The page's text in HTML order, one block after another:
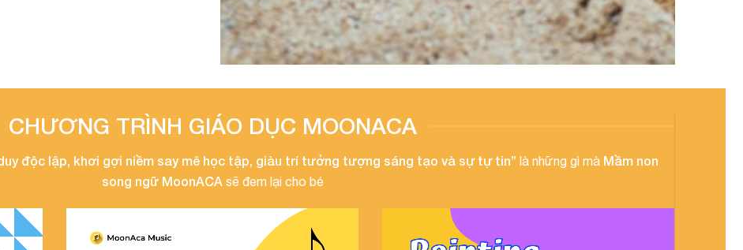
CHƯƠNG TRÌNH GIÁO DỤC MOONACA
độc lập, khơi gợi niềm say mê học tập, giàu trí tưởng tượng sáng tạo và sự tự tin” là những gì mà Mầm non
song ngữ MoonACA sẽ đem lại cho bé